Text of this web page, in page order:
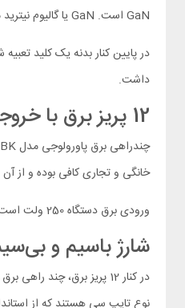
GaN است. GaN یا گالیوم نیترید ماده‌ای است که بکارگیری آن در شارژرها سرعت شارژ را افزایش داده بدون اینکه ابعاد دستگاه را بالا ببرد.
در پایین کنار بدنه یک کلید
داشت.
12 پریز برق با خروجی 3250 وات
خانگی و تجاری کافی بوده و از آن
ورودی برق دستگاه 250 ولت است و اگر منبع برقی که از آن استفاده می‌کنید ولتاژی کمتر یا بیشتر از این مقدار دارد، باید به کمک ترنسفرمر میزان ولتاژ را به حد مطلوب برسانید.
شارژ باسیم و